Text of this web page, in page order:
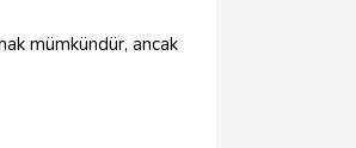
mümkündür, ancak